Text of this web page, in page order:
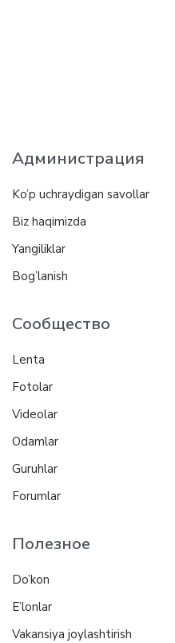
Администрация
Ko’p uchraydigan savollar
Biz haqimizda
Yangiliklar
Bog’lanish
Сообщество
Lenta
Fotolar
Videolar
Odamlar
Guruhlar
Forumlar
Полезное
Do’kon
E’lonlar
Vakansiya joylashtirish